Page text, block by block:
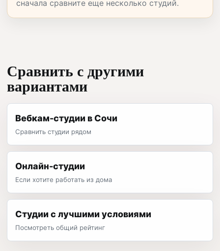
сначала сравните еще несколько студий.
Сравнить с другими
вариантами
Вебкам-студии в Сочи
Сравнить студии рядом
Онлайн-студии
Если хотите работать из дома
Студии с лучшими условиями
Посмотреть общий рейтинг